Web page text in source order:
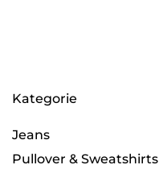
Kategorie
Jeans
Pullover & Sweatshirts